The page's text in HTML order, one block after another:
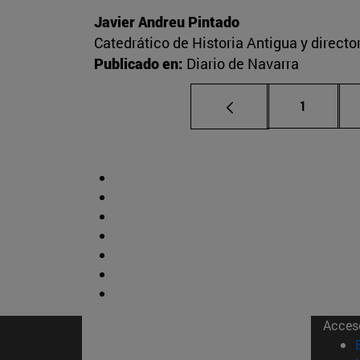
Javier Andreu Pintado
Catedrático de Historia Antigua y
Publicado en: Diario de Navarra
Página
1